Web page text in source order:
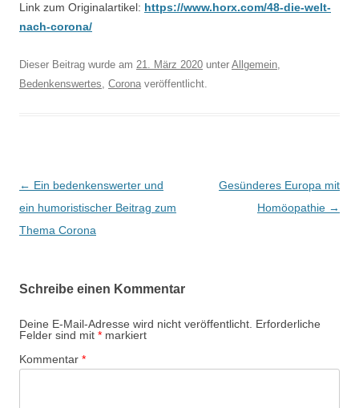
Link zum Originalartikel: https://www.horx.com/48-die-welt-
nach-corona/
Dieser Beitrag wurde am 21. März 2020 unter Allgemein,
Bedenkenswertes, Corona veröffentlicht.
Beitragsnavigation
← Ein bedenkenswerter und
ein humoristischer Beitrag zum
Thema Corona
Gesünderes Europa mit
Homöopathie →
Schreibe einen Kommentar
Deine E-Mail-Adresse wird nicht veröffentlicht. Erforderliche
Felder sind mit * markiert
Kommentar *